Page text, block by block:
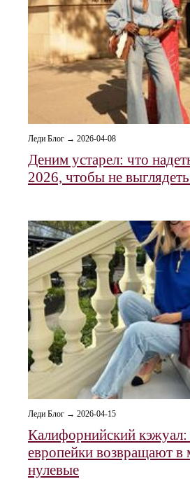
Леди Блог → 2026-04-08
Деним устарел: что
2026, чтобы не
Леди Блог → 2026-04-15
Калифорнийский кэжуал:
европейки возвращают в
нулевые